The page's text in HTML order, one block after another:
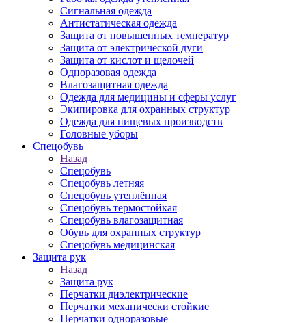
Сигнальная одежда
Антистатическая одежда
Защита от повышенных температур
Защита от электрической дуги
Защита от кислот и щелочей
Одноразовая одежда
Влагозащитная одежда
Одежда для медицины и сферы услуг
Экипировка для охранных структур
Одежда для пищевых производств
Головные уборы
Спецобувь
Назад
Спецобувь
Спецобувь летняя
Спецобувь утеплённая
Спецобувь термостойкая
Спецобувь влагозащитная
Обувь для охранных структур
Спецобувь медицинская
Защита рук
Назад
Защита рук
Перчатки диэлектрические
Перчатки механически стойкие
Перчатки одноразовые